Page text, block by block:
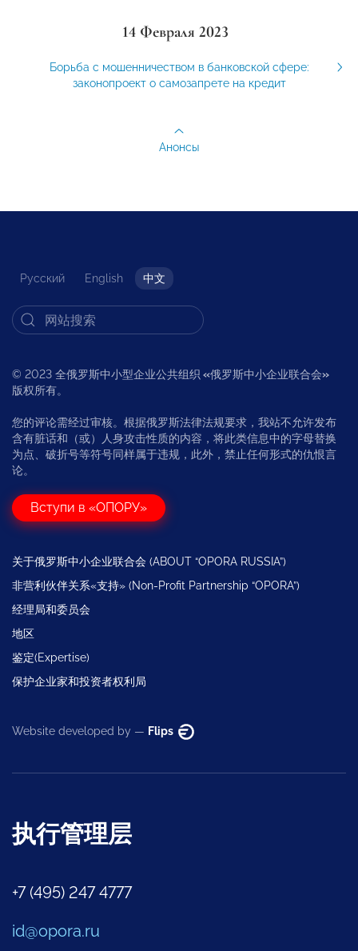
14 Февраля 2023
Борьба с мошенничеством в банковской сфере:
законопроект о самозапрете на кредит
Анонсы
Русский English 中文
© 2023 全俄罗斯中小型企业公共组织 «俄罗斯中小企业联合会»
版权所有。
您的评论需经过审核。根据俄罗斯法律法规要求，我站不允许发布
含有脏话和（或）人身攻击性质的内容，将此类信息中的字母替换
为点、破折号等符号同样属于违规，此外，禁止任何形式的仇恨言
论。
Вступи в «ОПОРУ»
关于俄罗斯中小企业联合会 (ABOUT “OPORA RUSSIA”)
非营利伙伴关系«支持» (Non-Profit Partnership “OPORA”)
经理局和委员会
地区
鉴定(Expertise)
保护企业家和投资者权利局
Website developed by — Flips
执行管理层
+7 (495) 247 4777
id@opora.ru